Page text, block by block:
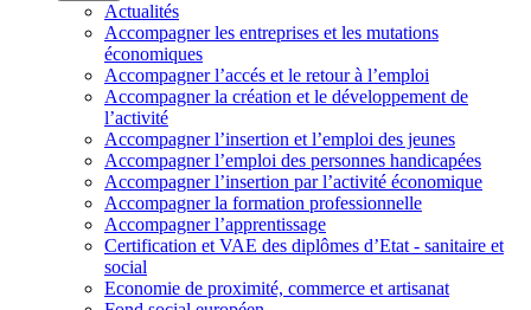
Actualités
Accompagner les entreprises et les mutations
économiques
Accompagner l’accés et le retour à l’emploi
Accompagner la création et le développement de
l’activité
Accompagner l’insertion et l’emploi des jeunes
Accompagner l’emploi des personnes handicapées
Accompagner l’insertion par l’activité économique
Accompagner la formation professionnelle
Accompagner l’apprentissage
Certification et VAE des diplômes d’Etat - sanitaire et
social
Economie de proximité, commerce et artisanat